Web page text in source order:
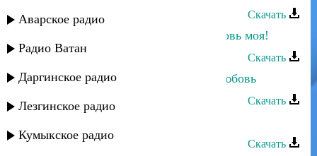
Аварское радио
Радио Ватан
Даргинское радио
Лезгинское радио
Кумыкское радио
Скачать
Марина Мустафаева - Цвети, любовь моя!
Скачать
Марина Мустафаева - Куда деть любовь
Скачать
Скачать